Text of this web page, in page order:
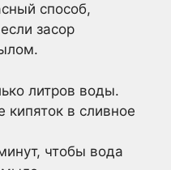
способ,
засор
литров воды.
кипяток в сливное
чтобы вода